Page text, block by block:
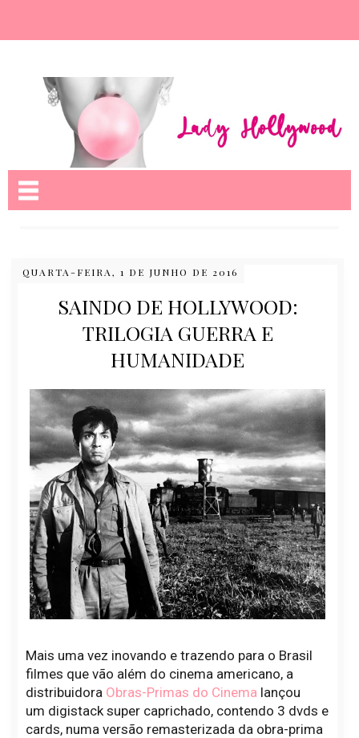
QUARTA-FEIRA, 1 DE JUNHO DE 2016
SAINDO DE HOLLYWOOD:
TRILOGIA GUERRA E
HUMANIDADE
Mais uma vez inovando e trazendo para o Brasil
filmes que vão além do cinema americano, a
distribuidora Obras-Primas do Cinema lançou
um digistack super caprichado, contendo 3 dvds e
cards, numa versão remasterizada da obra-prima